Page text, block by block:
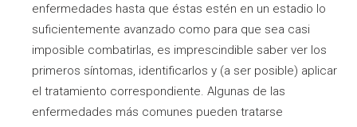
enfermedades hasta que éstas estén en un estadio lo
suficientemente avanzado como para que sea casi
imposible combatirlas, es imprescindible saber ver los
primeros síntomas, identificarlos y (a ser posible) aplicar
el tratamiento correspondiente. Algunas de las
enfermedades más comunes pueden tratarse